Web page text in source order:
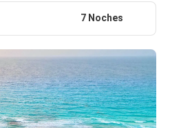
7 Noches